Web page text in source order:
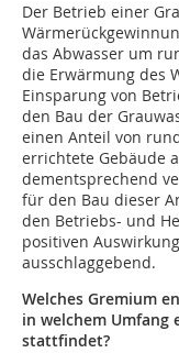
Der Betrieb einer
das Abwasser um
die Erwärmung des
Einsparung von
den Bau der
einen Anteil von
errichtete Gebäude
dementsprechend
für den Bau dieser
den Betriebs- und
positiven
ausschlaggebend.
Welches Gremium
in welchem Umfang
stattfindet?